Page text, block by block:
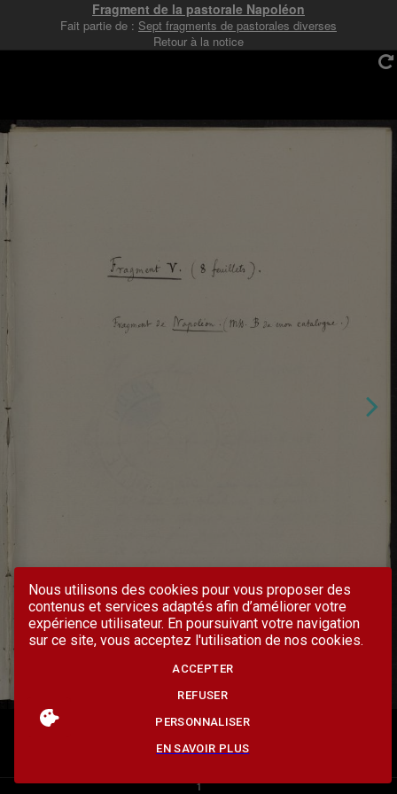
Nous utilisons des cookies pour vous proposer des
contenus et services adaptés afin d’améliorer votre
expérience utilisateur. En poursuivant votre navigation
sur ce site, vous acceptez l'utilisation de nos cookies.
ACCEPTER
REFUSER
PERSONNALISER
EN SAVOIR PLUS